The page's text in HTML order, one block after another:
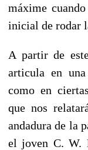
máxime
inicial de rodar
A partir de
articula en
como en
que nos
andadura de la
el joven C. W.